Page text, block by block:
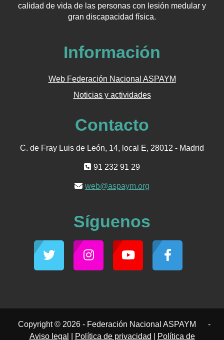
calidad de vida de las personas con lesión medular y
gran discapacidad física.
Información
Web Federación Nacional ASPAYM
Noticias y actividades
Contacto
C. de Fray Luis de León, 14, local E, 28012 - Madrid
91 232 91 29
web@aspaym.org
Síguenos
Copyright © 2026 - Federación Nacional ASPAYM
Aviso legal
Política de privacidad Política de
-